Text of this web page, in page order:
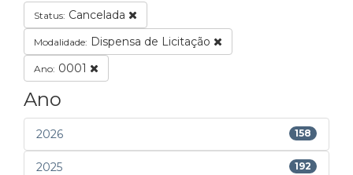
Status: Cancelada
Modalidade: Dispensa de Licitação
Ano: 0001
Ano
2026 158
2025 192